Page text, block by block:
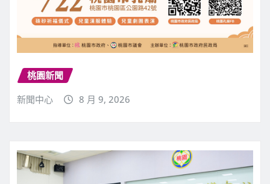
桃園新聞
新聞中心
8 月 9, 2026